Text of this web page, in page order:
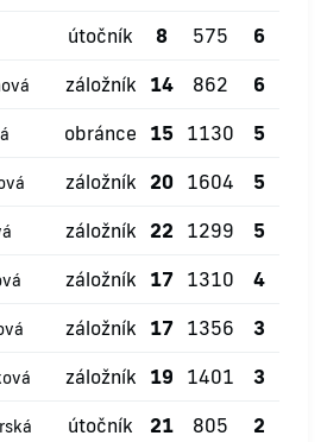
útočník 8 575 6
záložník 14 862 6
obránce 15 1130 5
záložník 20 1604 5
záložník 22 1299 5
záložník 17 1310 4
záložník 17 1356 3
záložník 19 1401 3
útočník 21 805 2